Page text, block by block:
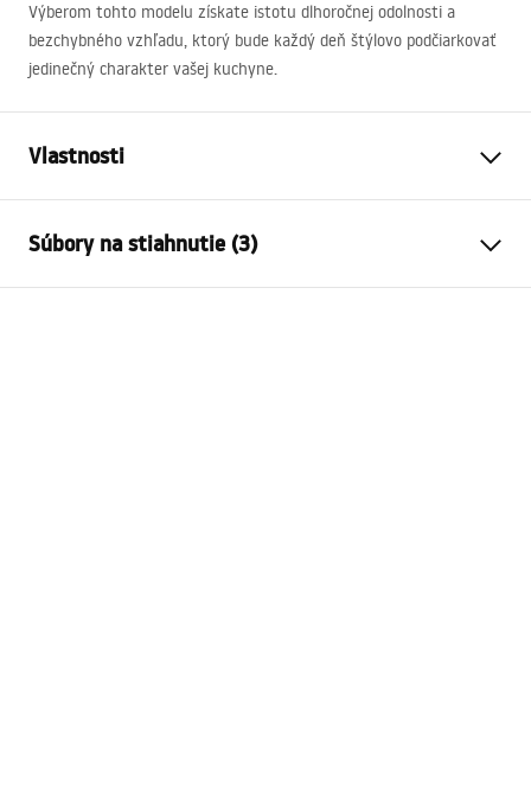
Výberom tohto modelu získate istotu dlhoročnej odolnosti a
bezchybného vzhľadu, ktorý bude každý deň štýlovo podčiarkovať
jedinečný charakter vašej kuchyne.
Vlastnosti
Spôsob montáže
Farba
Kartáčovaná oceľ
Súbory na stiahnutie (3)